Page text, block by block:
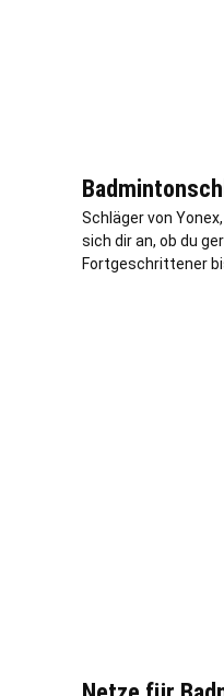
Schläger von
sich dir an, ob du
Fortgeschrittener